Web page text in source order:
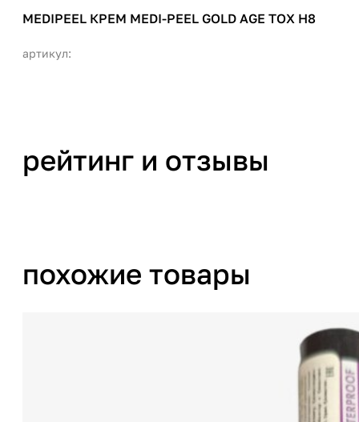
MEDIPEEL КРЕМ MEDI-PEEL GOLD AGE TOX H8
артикул:
рейтинг и отзывы
похожие товары